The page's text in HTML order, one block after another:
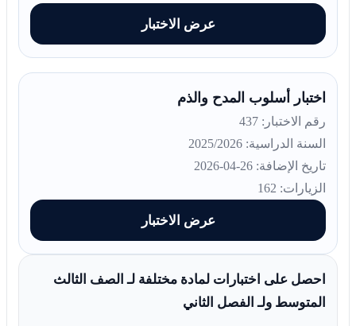
عرض الاختبار
اختبار أسلوب المدح والذم
رقم الاختبار: 437
السنة الدراسية: 2025/2026
تاريخ الإضافة: 26-04-2026
الزيارات: 162
عرض الاختبار
احصل على اختبارات لمادة مختلفة لـ الصف الثالث
المتوسط ولـ الفصل الثاني